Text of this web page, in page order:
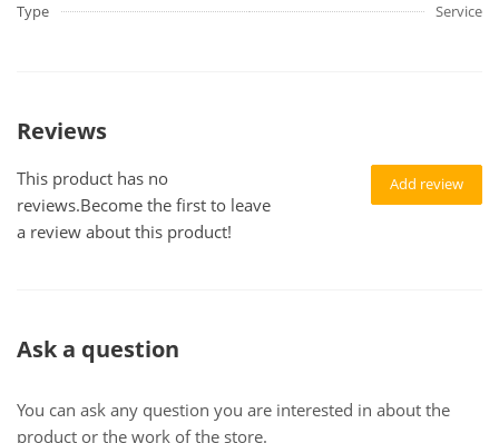
Type Service
Reviews
Add review
This product has no
reviews.Become the first to leave
a review about this product!
Ask a question
You can ask any question you are interested in about the
product or the work of the store.